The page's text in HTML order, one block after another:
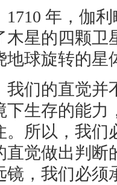
年，伽利
木星的四颗卫
地球旋转的星
的直觉并不
下生存的能力
。所以，我们
直觉做出判断
镜，我们必须